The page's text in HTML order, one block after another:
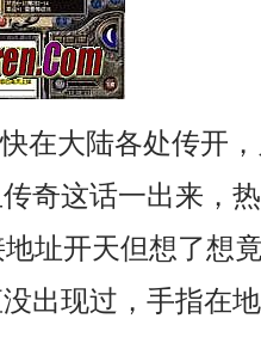
在大陆各处传开
奇这话一出来，
址开天但想了想
出现过，手指在